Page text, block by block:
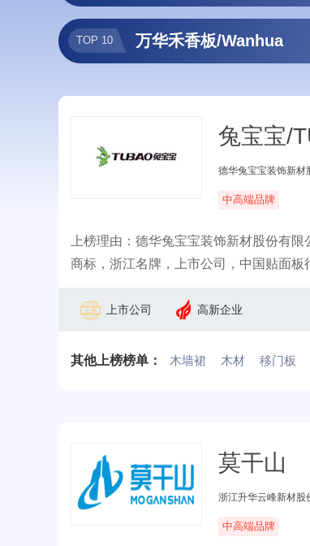
TOP 10 万华禾香板/Wanhua
兔宝宝/
德华兔宝宝装饰新材
中高端品牌
上榜理由：德华兔宝宝装饰新材股份有
商标，浙江名牌，上市公司，中国贴面
上市公司 高新企业
其他上榜榜单： 木墙裙 木材 移门板
莫干山
浙江升华云峰新材股
中高端品牌